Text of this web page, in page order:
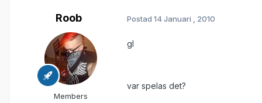
Roob
Members
Postad 14 Januari , 2010
gl
var spelas det?